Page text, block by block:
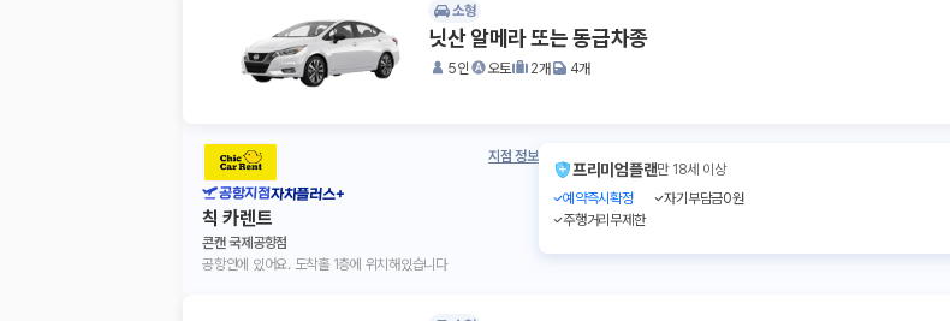
소형
닛산 알메라 또는 동급차종
5인 오토 2개
4개
지점 정보
공항지점자차플러스+
칙 카렌트
콘캔 국제공항점
공항안에 있어요. 도착홀 1층에 위치해있습니다
프리미엄플랜만 18세 이상
예약즉시확정
자기부담금0원
주행거리무제한